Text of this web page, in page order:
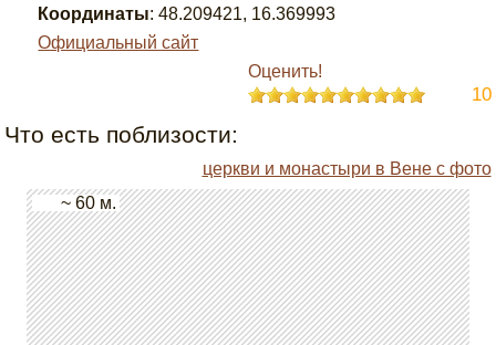
Координаты: 48.209421, 16.369993
Официальный сайт
Оценить!
10
Что есть поблизости:
церкви и монастыри в Вене с фото
~ 60 м.